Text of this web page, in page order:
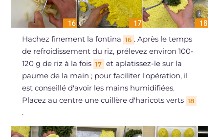
Hachez finement la fontina 16 . Après le temps
de refroidissement du riz, prélevez environ 100-
120 g de riz à la fois 17 et aplatissez-le sur la
paume de la main ; pour faciliter l'opération, il
est conseillé d'avoir les mains humidifiées.
Placez au centre une cuillère d'haricots verts 18
.